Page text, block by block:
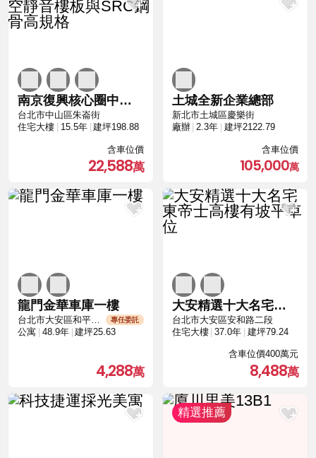
南京復興核心圈中空靜音樓板與SRC鋼骨高規格
台北市中山區朱崙街
住宅大樓
15.5年 建坪198.88
含車位價
22,588
土城全新企業總部
新北市土城區慶樂街
廠辦
2.3年 建坪2122.79
含車位價
105,000
龍門金華車庫一樓
專任委託
公寓 48.9年 建坪25.63
4,288
大安精選十大名宅東帝士高樓有坡平車位
台北市大安區安和路二段
住宅大樓
37.0年 建坪79.24
含車位價400萬元
8,488